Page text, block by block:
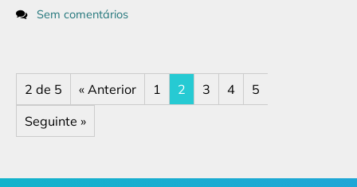
Sem comentários
2 de 5 « Anterior 1 2 3 4
5
Seguinte »